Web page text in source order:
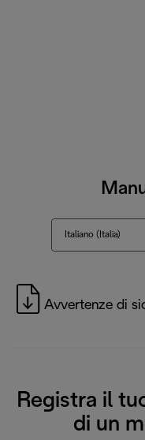
Italiano (Italia)
Avvertenze di
Registra il
di un